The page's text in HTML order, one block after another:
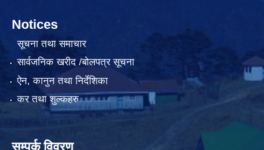
Notices
सूचना तथा समाचार
सार्वजनिक खरीद /बोलपत्र सूचना
ऐन, कानुन तथा निर्देशिका
कर तथा शुल्कहरु
सम्पर्क विवरण